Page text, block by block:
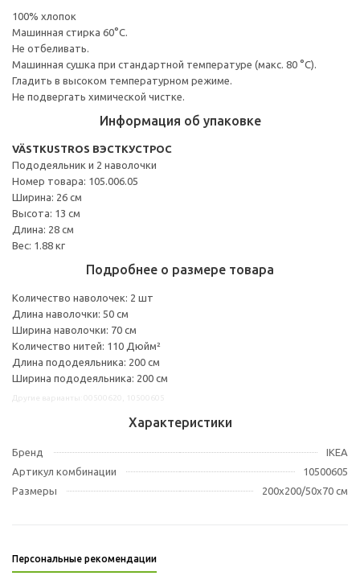
100% хлопок
Машинная стирка 60°С.
Не отбеливать.
Машинная сушка при стандартной температуре (макс. 80 °C).
Гладить в высоком температурном режиме.
Не подвергать химической чистке.
Информация об упаковке
VÄSTKUSTROS ВЭСТКУСТРОС
Пододеяльник и 2 наволочки
Номер товара: 105.006.05
Ширина: 26 см
Высота: 13 см
Длина: 28 см
Вес: 1.88 кг
Подробнее о размере товара
Количество наволочек: 2 шт
Длина наволочки: 50 см
Ширина наволочки: 70 см
Количество нитей: 110 Дюйм²
Длина пододеяльника: 200 см
Ширина пододеяльника: 200 см
Характеристики
Бренд
IKEA
Артикул комбинации
10500605
Размеры
200x200/50x70 см
Персональные рекомендации